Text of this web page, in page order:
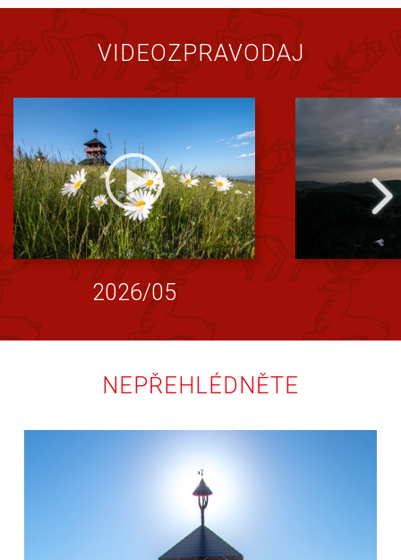
VIDEOZPRAVODAJ
2026/05
NEPŘEHLÉDNĚTE